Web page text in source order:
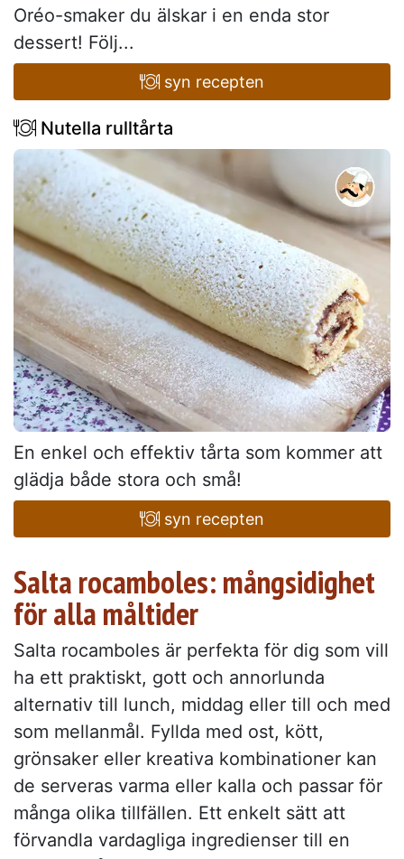
Oréo-smaker du älskar i en enda stor
dessert! Följ...
syn recepten
Nutella rulltårta
En enkel och effektiv tårta som kommer att
glädja både stora och små!
syn recepten
Salta rocamboles: mångsidighet
för alla måltider
Salta rocamboles är perfekta för dig som vill
ha ett praktiskt, gott och annorlunda
alternativ till lunch, middag eller till och med
som mellanmål. Fyllda med ost, kött,
grönsaker eller kreativa kombinationer kan
de serveras varma eller kalla och passar för
många olika tillfällen. Ett enkelt sätt att
förvandla vardagliga ingredienser till en